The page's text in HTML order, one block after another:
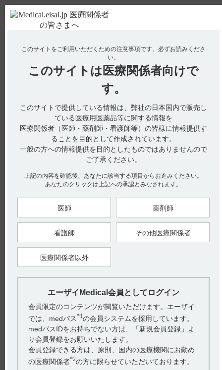
使用期限検索 Drug Information
No : 18977
【レケンビ】 国際共同第III相プラセボ対照比較
試験（301試験Core Study）の選択基準と除外基
準を教えてください。
【レケンビ】
国際共同第III相プラセボ対照比較試験（301試験Core Study）の
選択基準と除外基準を教えてください。
適正使用ガイドには、国際共同第III相プラセボ対照比較試験
（301試験Core Study）の主な選択基準・主な除外基準について
以下のように記載されています。（引用1、2、3）
目的：早期アルツハイマー病（早期AD）患者※1を対象に、
Clinical Dementia Rating-Sum of Boxes（CDR‐SB）を指標とし
て、レケンビ10mg/kg隔週投与のプラセボに対する優越性を検
証し、その有効性を評価するとともに、安全性を評価した。
試験デザイン：国際共同、多施設、無作為化、二重盲検、プラ
セボ対照、並行群間比較
対象：早期AD患者1795例（日本人患者152例）
※１：アルツハイマー病による軽度認知障害（MCI due to
AD）の可能性が中等度である患者または軽度アルツハイマー
型認知症患者
【主な選択基準（14点）】
アルツハイマー病による軽度認知障害（MCI due to AD）の可
能性が中等度である ：
1. NIA-AA※2によるMCI due to ADの中核となる臨床基準を満
このサイトをご利用いただくための注意事項です。 必ずお読みくださ
い。
このサイトは 医療関係者向けで
す。
このサイトで提供している情報は、弊社の日本国内で販売し
ている医療用医薬品等に関する情報を
医療関係者（医師・薬剤師・看護師等）の皆様に情報提供す
ることを目的として作成されています。
一般の方への情報提供を目的としたものではありませんので
ご了承ください。
上記の内容を確認後、あなたに該当する項目からお進みください。
あなたのクリックは上記への承認とみなされます。
医師 薬剤師
看護師 その他医療関係者
医療関係者以外
エーザイMedical会員としてログイン
会員限定のコンテンツが閲覧いただけます。エーザイ
では、medパス*1の会員システムを採用しています。
medパスIDをお持ちでない方は、「新規会員登録」よ
り会員登録をお願いいたします。
会員登録できる方は、原則、国内の医療機関にお勤め
の医療関係者*2の方に限らせていただいております。